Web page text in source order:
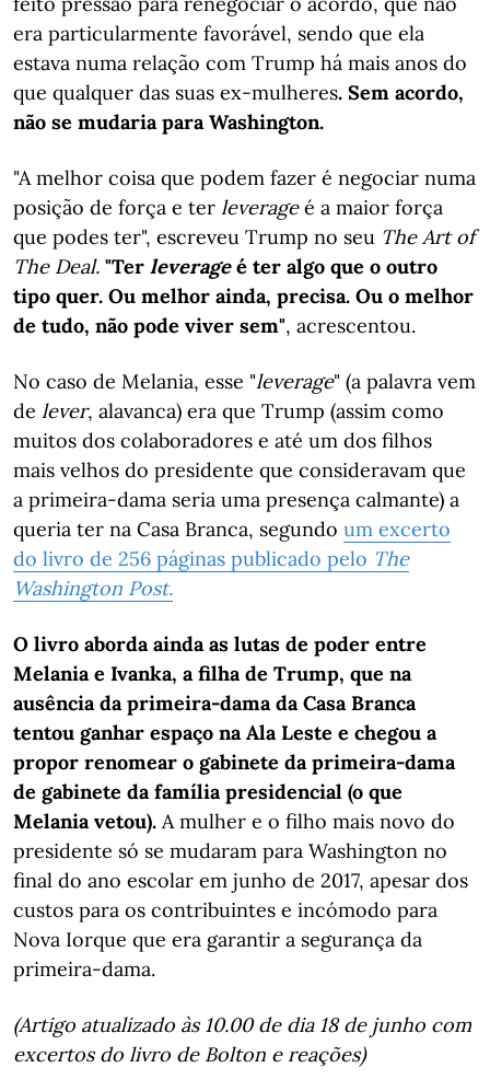
era particularmente favorável, sendo que ela
estava numa relação com Trump há mais anos do
que qualquer das suas ex-mulheres. Sem acordo,
não se mudaria para Washington.
"A melhor coisa que podem fazer é negociar numa
posição de força e ter leverageé a maior força
que podes ter", escreveu Trump no seu The Art of
The Deal. "Ter leverageé ter algo que o outro
tipo quer. Ou melhor ainda, precisa. Ou o melhor
de tudo, não pode viver sem", acrescentou.
No caso de Melania, esse "leverage" (a palavra vem
de lever, alavanca) era que Trump (assim como
muitos dos colaboradores e até um dos filhos
mais velhos do presidente que consideravam que
a primeira-dama seria uma presença calmante) a
queria ter na Casa Branca, segundo um excerto
do livro de 256 páginas publicado pelo The
Washington Post.
O livro aborda ainda as lutas de poder entre
Melania e Ivanka, a filha de Trump, que na
ausência da primeira-dama da Casa Branca
tentou ganhar espaço na Ala Leste e chegou a
propor renomear o gabinete da primeira-dama
de gabinete da família presidencial (o que
Melania vetou). A mulher e o filho mais novo do
presidente só se mudaram para Washington no
final do ano escolar em junho de 2017, apesar dos
custos para os contribuintes e incómodo para
Nova Iorque que era garantir a segurança da
primeira-dama.
(Artigo atualizado às 10.00 de dia 18 de junho com
excertos do livro de Bolton e reações)